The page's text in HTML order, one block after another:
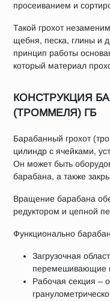
просеиванием и
Такой грохот
щебня, песка, глины и
принцип работы
который материал
КОНСТРУКЦИЯ
(ТРОММЕЛЯ) ГБ
Барабанный грохот
цилиндр с ячейками,
Он может быть
барабана, а также
Вращение барабана
редуктором и цепной
Функционально
Загрузочная
перемешивающие
Рабочая секция –